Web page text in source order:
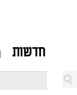
חדשות